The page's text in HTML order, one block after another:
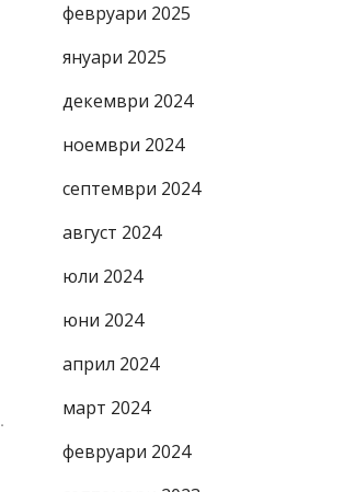
.
февруари 2025
януари 2025
декември 2024
ноември 2024
септември 2024
август 2024
юли 2024
юни 2024
април 2024
март 2024
февруари 2024